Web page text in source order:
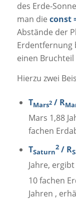
des Erde-
man die const
Abstände der
Erdentfernung
einen
Hierzu zwei
TMars2/ R
Mars 1,88
fachen
TSaturn
2/ R
Jahre,
10 fachen
Jahren ,